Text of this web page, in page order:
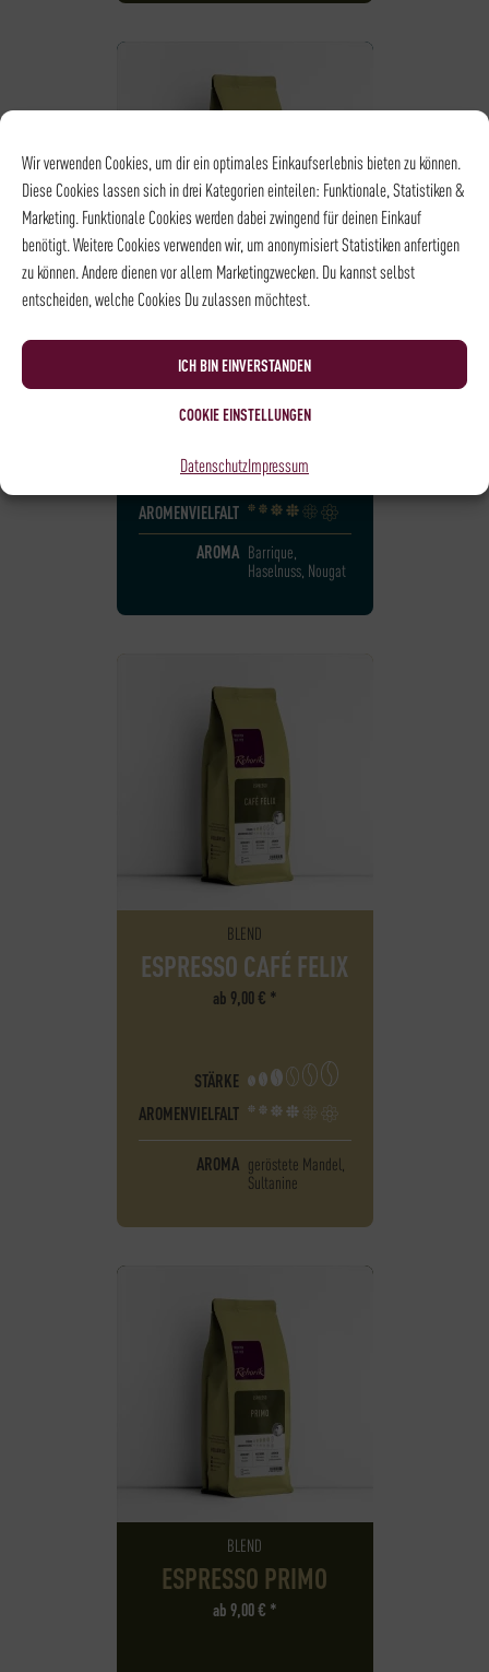
Wir verwenden Cookies, um dir ein optimales Einkaufserlebnis bieten zu können.
Diese Cookies lassen sich in drei Kategorien einteilen: Funktionale, Statistiken &
Marketing. Funktionale Cookies werden dabei zwingend für deinen Einkauf
benötigt. Weitere Cookies verwenden wir, um anonymisiert Statistiken anfertigen
zu können. Andere dienen vor allem Marketingzwecken. Du kannst selbst
entscheiden, welche Cookies Du zulassen möchtest.
ICH BIN EINVERSTANDEN
COOKIE EINSTELLUNGEN
DatenschutzImpressum
VOLLAUTOMAT
SCHÜMLI
ab9,00€*
STÄRKE
AROMENVIELFALT
AROMA Barrique,
Haselnuss, Nougat
BLEND
ESPRESSO CAFÉ FELIX
ab 9,00€ *
STÄRKE
AROMENVIELFALT
AROMA geröstete Mandel,
Sultanine
BLEND
ESPRESSO PRIMO
ab9,00€ *